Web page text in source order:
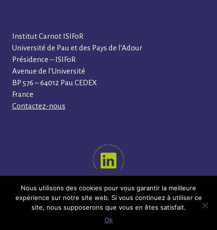
Institut Carnot ISIFoR
Université de Pau et des Pays de l’Adour
Présidence – ISIFoR
Avenue de l’Université
BP 576 – 64012 Pau CEDEX
France
Contactez-nous
SUIVEZ-NOUS !
Copyright © Institut Carnot ISIFoR 2024
Nous utilisons des cookies pour vous garantir la meilleure
expérience sur notre site web. Si vous continuez à utiliser ce
site, nous supposerons que vous en êtes satisfait.
Ok